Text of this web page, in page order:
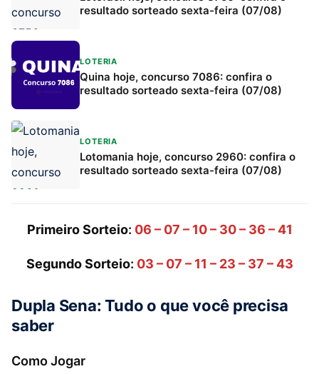
resultado sorteado sexta-feira (07/08)
LOTERIA
Quina hoje, concurso 7086: confira o
resultado sorteado sexta-feira (07/08)
LOTERIA
Lotomania hoje, concurso 2960: confira o
resultado sorteado sexta-feira (07/08)
Primeiro Sorteio: 06 – 07 – 10 – 30 – 36 – 41
Segundo Sorteio: 03 – 07 – 11 – 23 – 37 – 43
Dupla Sena: Tudo o que você precisa
saber
Como Jogar